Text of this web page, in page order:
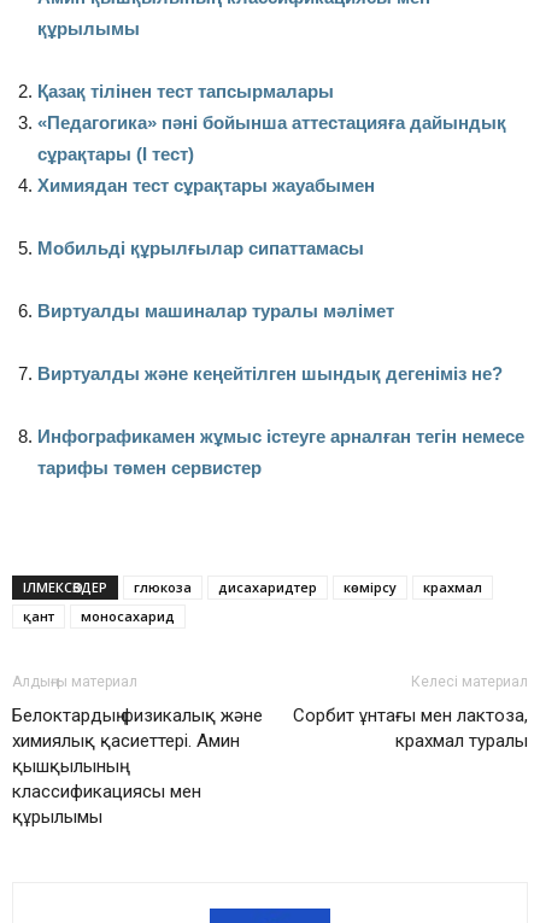
құрылымы
Қазақ тілінен тест тапсырмалары
«Педагогика» пәні бойынша аттестацияға дайындық
сұрақтары (І тест)
Химиядан тест сұрақтары жауабымен
Мобильді құрылғылар сипаттамасы
Виртуалды машиналар туралы мәлімет
Вир­туал­ды жә­не ке­ңей­тіл­ген шын­дық де­ге­ні­міз не?
Инфографикамен жұмыс істеуге арналған тегін немесе
тарифы төмен сервистер
ІЛМЕКСӨЗДЕР глюкоза дисахаридтер көмірсу
крахмал
қант
моносахарид
Алдыңғы материал
Белоктардың физикалық және
химиялық қасиеттері. Амин
қышқылының
классификациясы мен
құрылымы
Келесі материал
Сорбит ұнтағы мен лактоза,
крахмал туралы